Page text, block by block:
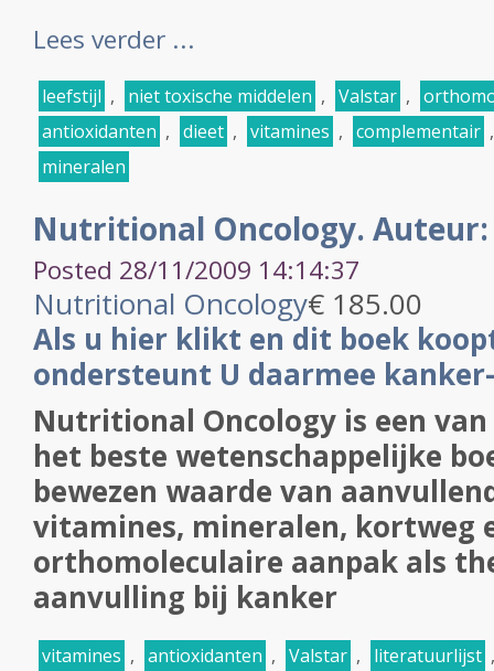
Lees verder ...
leefstijl , niet toxische middelen , Valstar ,
antioxidanten , dieet , vitamines , complementair
mineralen
Nutritional Oncology. Auteur:
Posted 28/11/2009 14:14:37
Nutritional Oncology€ 185.00
Als u hier klikt en dit boek
ondersteunt U daarmee
Nutritional Oncology is een
het beste wetenschappelijke
bewezen waarde van
vitamines, mineralen, kortweg
orthomoleculaire aanpak als
aanvulling bij kanker
vitamines , antioxidanten , Valstar , literatuurlijst